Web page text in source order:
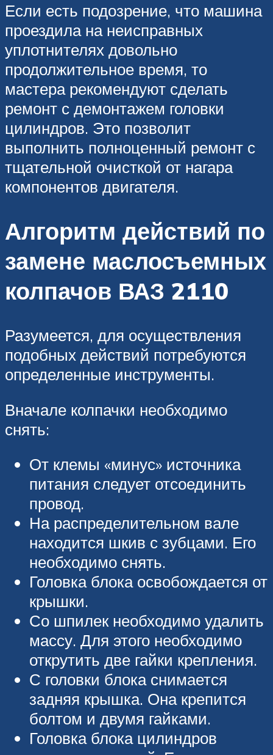
Если есть подозрение, что машина
проездила на неисправных
уплотнителях довольно
продолжительное время, то
мастера рекомендуют сделать
ремонт с демонтажем головки
цилиндров. Это позволит
выполнить полноценный ремонт с
тщательной очисткой от нагара
компонентов двигателя.
Алгоритм действий по
замене маслосъемных
колпачов ВАЗ 2110
Разумеется, для осуществления
подобных действий потребуются
определенные инструменты.
Вначале колпачки необходимо
снять:
От клемы «минус» источника
питания следует отсоединить
провод.
На распределительном вале
находится шкив с зубцами. Его
необходимо снять.
Головка блока освобождается от
крышки.
Со шпилек необходимо удалить
массу. Для этого необходимо
открутить две гайки крепления.
С головки блока снимается
задняя крышка. Она крепится
болтом и двумя гайками.
Головка блока цилиндров